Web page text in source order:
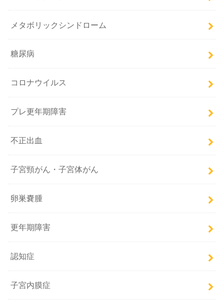
メタボリックシンドローム
糖尿病
コロナウイルス
プレ更年期障害
不正出血
子宮頸がん・子宮体がん
卵巣嚢腫
更年期障害
認知症
子宮内膜症